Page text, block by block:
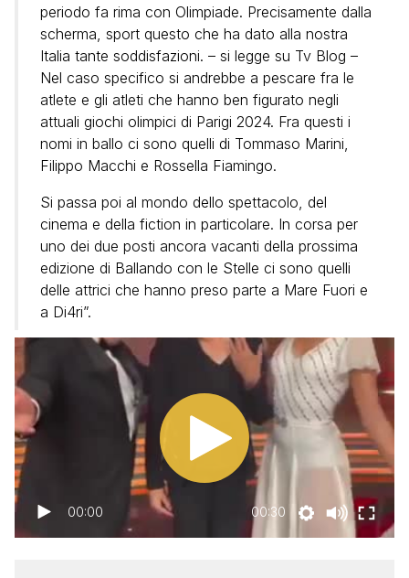
periodo fa rima con Olimpiade. Precisamente dalla
scherma, sport questo che ha dato alla nostra
Italia tante soddisfazioni. – si legge su Tv Blog –
Nel caso specifico si andrebbe a pescare fra le
atlete e gli atleti che hanno ben figurato negli
attuali giochi olimpici di Parigi 2024. Fra questi i
nomi in ballo ci sono quelli di Tommaso Marini,
Filippo Macchi e Rossella Fiamingo.
Si passa poi al mondo dello spettacolo, del
cinema e della fiction in particolare. In corsa per
uno dei due posti ancora vacanti della prossima
edizione di Ballando con le Stelle ci sono quelli
delle attrici che hanno preso parte a Mare Fuori e
a Di4ri”.
00:00 00:30